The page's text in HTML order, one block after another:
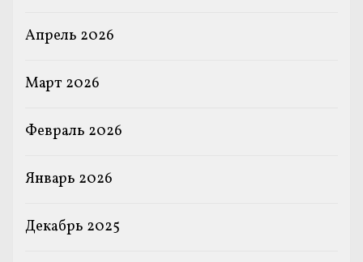
Апрель 2026
Март 2026
Февраль 2026
Январь 2026
Декабрь 2025